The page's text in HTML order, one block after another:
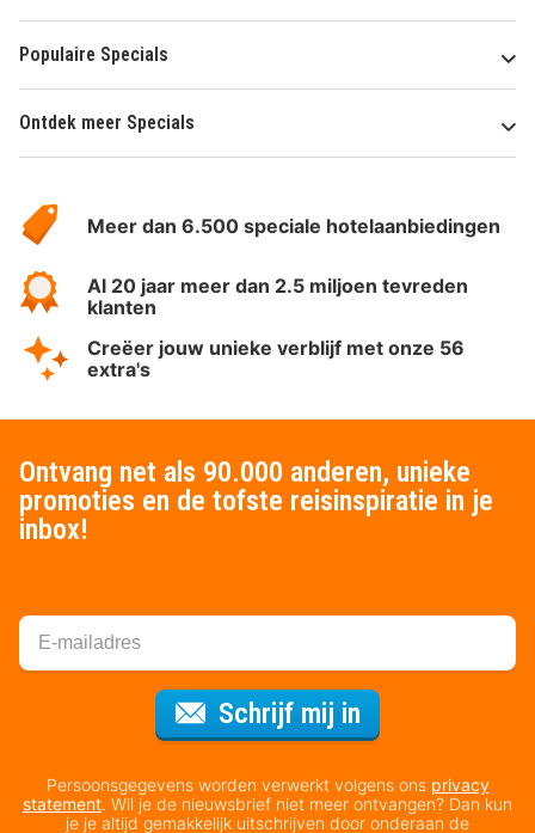
Populaire Specials
Ontdek meer Specials
HotelSpecials
Meer dan 6.500 speciale hotelaanbiedingen
Al 20 jaar meer dan 2.5 miljoen tevreden
klanten
Creëer jouw unieke verblijf met onze 56
extra's
Ontvang net als 90.000 anderen, unieke
promoties en de tofste reisinspiratie in je
inbox!
Schrijf mij in
Persoonsgegevens worden verwerkt volgens ons privacy
statement. Wil je de nieuwsbrief niet meer ontvangen? Dan kun
je je altijd gemakkelijk uitschrijven door onderaan de